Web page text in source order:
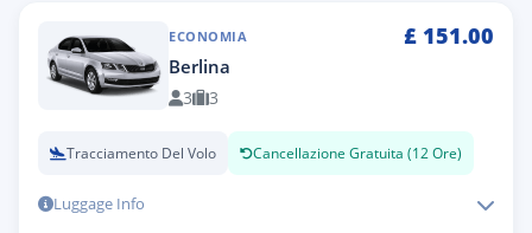
ECONOMIA £ 151.00
Berlina
3 3
Tracciamento Del Volo Cancellazione Gratuita (12 Ore)
Luggage Info